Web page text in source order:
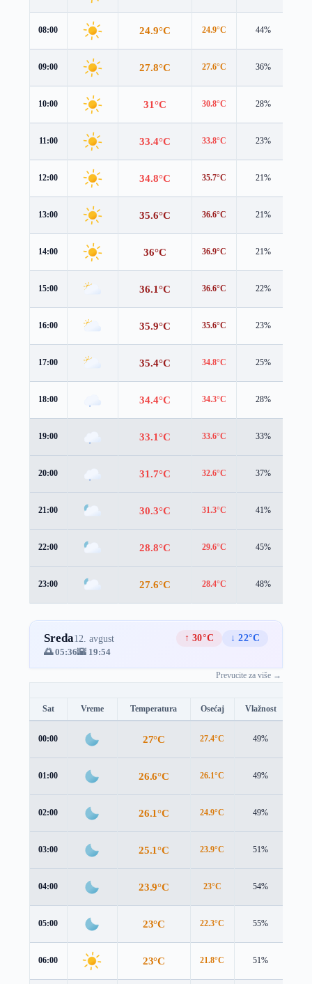
08:00 24.9°C 24.9°C 44%
09:00 27.8°C 27.6°C 36%
10:00 31°C 30.8°C 28%
11:00 33.4°C 33.8°C 23%
12:00 34.8°C 35.7°C 21%
13:00 35.6°C 36.6°C 21%
14:00 36°C 36.9°C 21%
15:00 36.1°C 36.6°C 22%
16:00 35.9°C 35.6°C 23%
17:00 35.4°C 34.8°C 25%
18:00 34.4°C 34.3°C 28%
19:00 33.1°C 33.6°C 33%
20:00 31.7°C 32.6°C 37%
21:00 30.3°C 31.3°C 41%
22:00 28.8°C 29.6°C 45%
23:00 27.6°C 28.4°C 48%
Sreda12. avgust ↑ 30°C
↓ 22°C
🌅 05:36🌇 19:54
Prevucite za više →
Sat Vreme Temperatura Osećaj Vlažnost
00:00 27°C 27.4°C 49%
01:00 26.6°C 26.1°C 49%
02:00 26.1°C 24.9°C 49%
03:00 25.1°C 23.9°C 51%
04:00 23.9°C 23°C 54%
05:00 23°C 22.3°C 55%
06:00 23°C 21.8°C 51%